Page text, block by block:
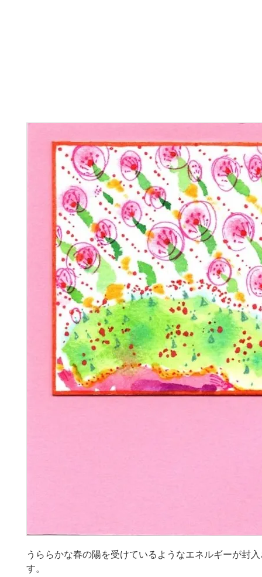
うららかな春の陽を受けているようなエネルギーが封
す。